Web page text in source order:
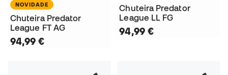
NOVIDADE
Chuteira Predator
League FT AG
94,99 €
Chuteira Predator
League LL FG
94,99 €